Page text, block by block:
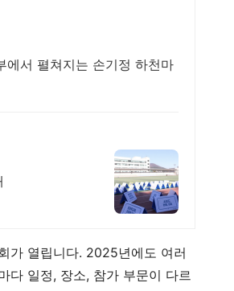
에서 펼쳐지는 손기정 하천마
가 열립니다. 2025년에도 여러
다 일정, 장소, 참가 부문이 다르